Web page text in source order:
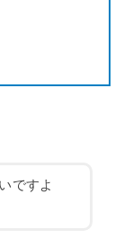
ですよ